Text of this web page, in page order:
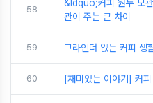
58
&ldquo;커피 원두 보
관이 주는 큰 차이
59 그라인더 없는 커피 생
60 [재미있는 이야기] 커